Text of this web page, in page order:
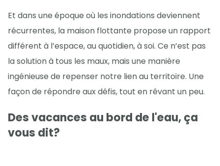
Et dans une époque où les inondations deviennent
récurrentes, la maison flottante propose un rapport
différent à l’espace, au quotidien, à soi. Ce n’est pas
la solution à tous les maux, mais une manière
ingénieuse de repenser notre lien au territoire. Une
façon de répondre aux défis, tout en rêvant un peu.
Des vacances au bord de l'eau, ça
vous dit?